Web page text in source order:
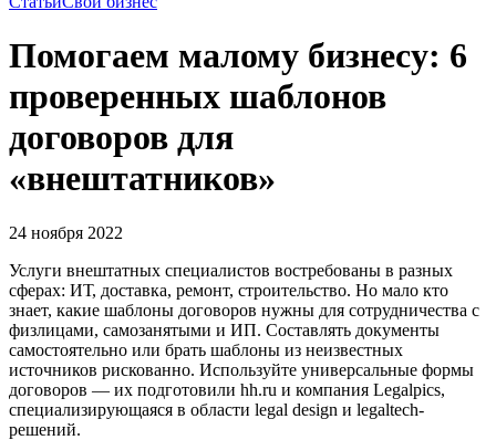
Помогаем малому бизнесу: 6
проверенных шаблонов
договоров для
«внештатников»
24 ноября 2022
Услуги внештатных специалистов востребованы в разных
сферах: ИТ, доставка, ремонт, строительство. Но мало кто
знает, какие шаблоны договоров нужны для сотрудничества с
физлицами, самозанятыми и ИП. Составлять документы
самостоятельно или брать шаблоны из неизвестных
источников рискованно. Используйте универсальные формы
договоров — их подготовили hh.ru и компания Legalpics,
специализирующаяся в области legal design и legaltech-
решений.